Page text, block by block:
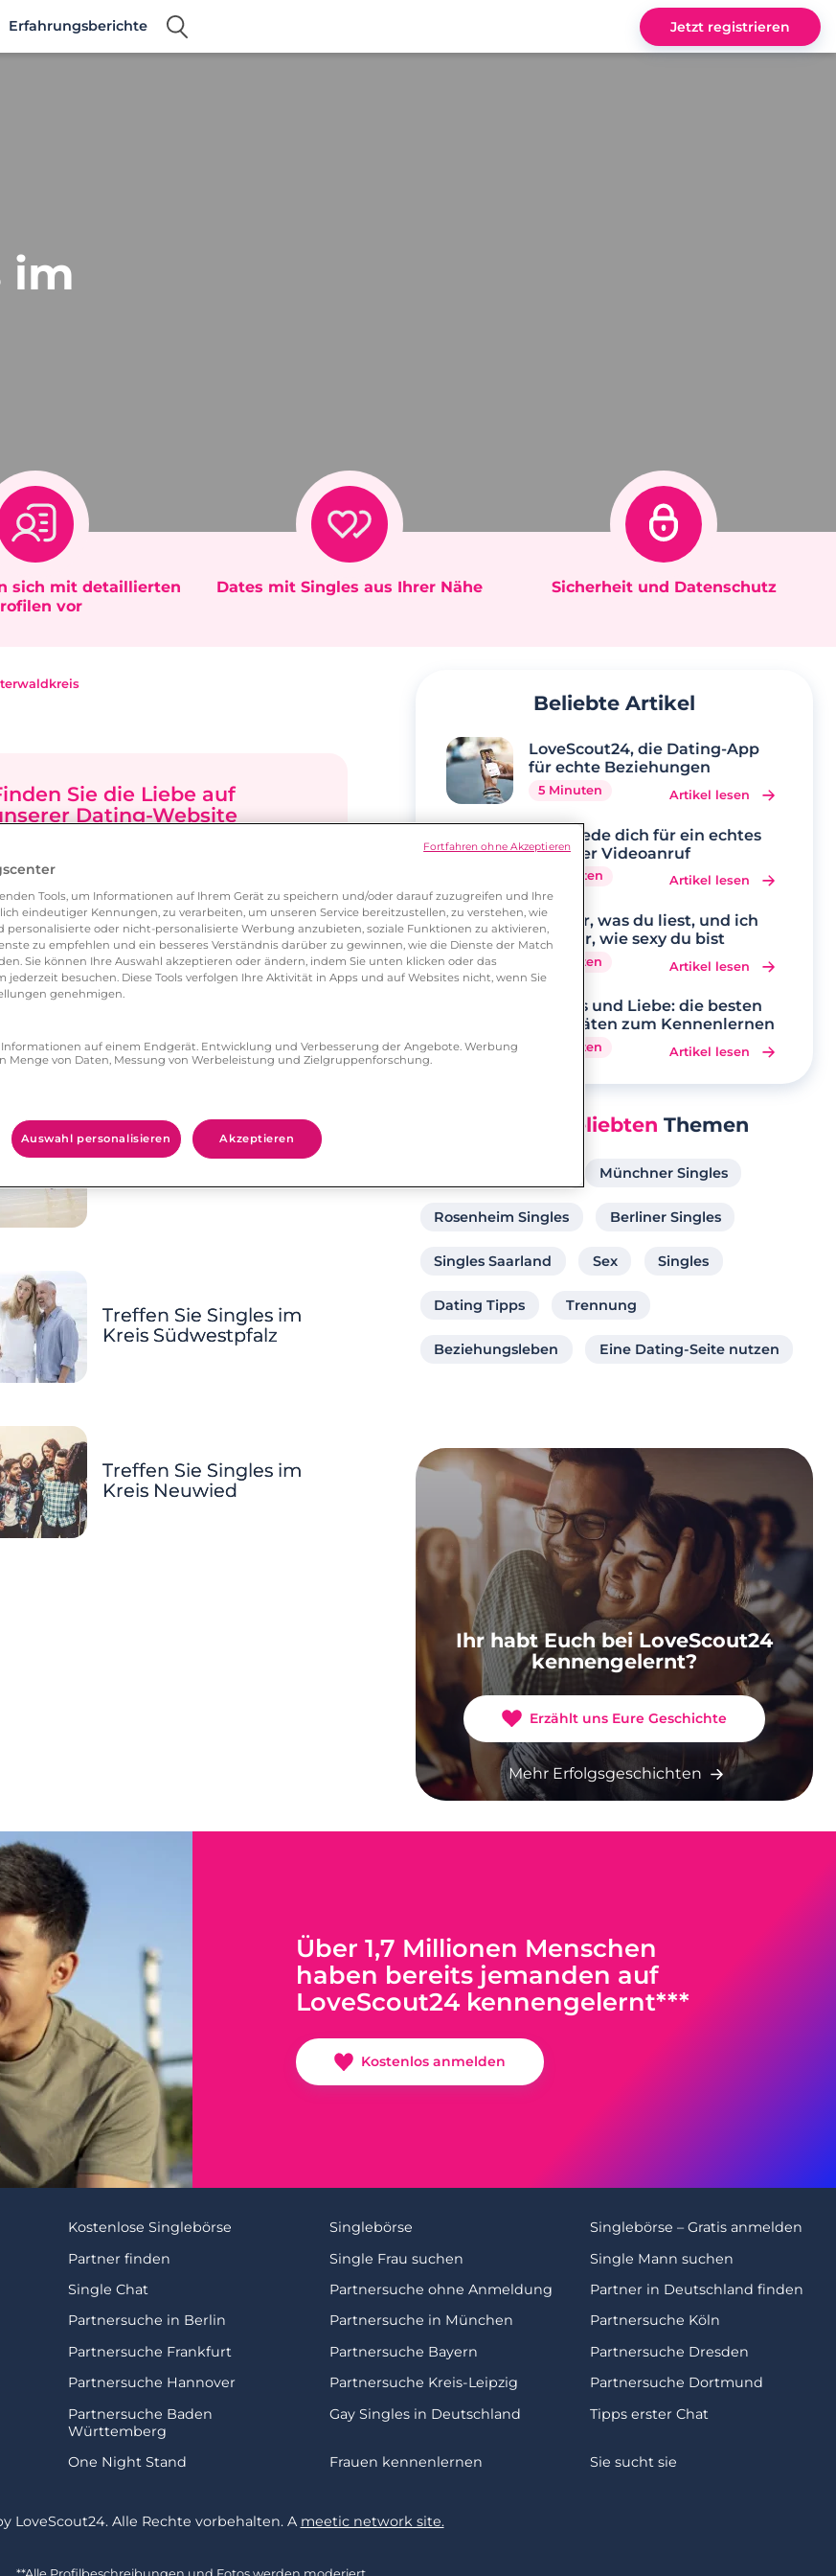
Erfahrungsberichte Jetzt registrieren
im
sich mit detaillierten
vor
Dates mit Singles aus Ihrer Nähe Sicherheit und Datenschutz
Sie die Liebe auf
Dating-Website
gefallen:
Treffen Sie Singles in
Treffen Sie Singles im
Kreis Südwestpfalz
Treffen Sie Singles im
Kreis Neuwied
Beliebte Artikel
LoveScout24, die Dating-App
für echte Beziehungen
5 Minuten Artikel lesen
Verabrede dich für ein echtes
Date per Videoanruf
7 Minuten Artikel lesen
Sag mir, was du liest, und ich
sage dir, wie sexy du bist
3 Minuten Artikel lesen
Hobbys und Liebe: die besten
Aktivitäten zum Kennenlernen
5 Minuten Artikel lesen
Beliebten Themen
Münchner Singles
Rosenheim Singles Berliner Singles
Singles Saarland Sex Singles
Dating Tipps Trennung
Beziehungsleben Eine Dating-Seite nutzen
Ihr habt Euch bei LoveScout24
kennengelernt?
Erzählt uns Eure Geschichte
Mehr Erfolgsgeschichten
Über 1,7 Millionen Menschen
haben bereits jemanden auf
LoveScout24 kennengelernt***
Kostenlos anmelden
Kostenlose Singlebörse Singlebörse
Singlebörse – Gratis anmelden
Partner finden
Single Frau suchen
Single Mann suchen
Single Chat
Partnersuche ohne Anmeldung
Partner in Deutschland finden
Partnersuche in Berlin
Partnersuche in München
Partnersuche Köln
Partnersuche Frankfurt
Partnersuche Bayern
Partnersuche Dresden
Partnersuche Hannover
Partnersuche Kreis-Leipzig
Partnersuche Dortmund
Partnersuche Baden
Württemberg
Gay Singles in Deutschland Tipps erster Chat
One Night Stand Frauen kennenlernen Sie sucht sie
LoveScout24. Alle Rechte vorbehalten.A meetic network site.
Tools, um Informationen auf Ihrem Gerät zu speichern und/oder darauf zuzugreifen und Ihre
eindeutiger Kennungen, zu verarbeiten, um unseren Service bereitzustellen, zu verstehen, wie
oder nicht-personalisierte Werbung anzubieten, soziale Funktionen zu aktivieren,
zu empfehlen und ein besseres Verständnis darüber zu gewinnen, wie die Dienste der Match
Sie können Ihre Auswahl akzeptieren oder ändern, indem Sie unten klicken oder das
jederzeit besuchen. Diese Tools verfolgen Ihre Aktivität in Apps und auf Websites nicht, wenn Sie
genehmigen.
auf einem Endgerät. Entwicklung und Verbesserung der Angebote. Werbung
Menge von Daten, Messung von Werbeleistung und Zielgruppenforschung.
Auswahl personalisieren Akzeptieren
Fortfahren ohne Akzeptieren